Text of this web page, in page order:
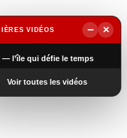
VIDÉOS −
×
— l’île qui défie le temps
Voir toutes les vidéos